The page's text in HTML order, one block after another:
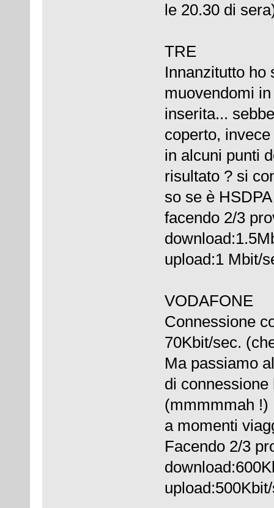
le 20.30 di
TRE
Innanzitutto ho
muovendomi
inserita...
coperto,
in alcuni punti
risultato ? si
so se è
facendo 2/3
upload:1 Mbit/
VODAFONE
Connessione
70Kbit/sec.
Ma passiamo
di
(mmmmmah !)
a momenti
Facendo 2/3